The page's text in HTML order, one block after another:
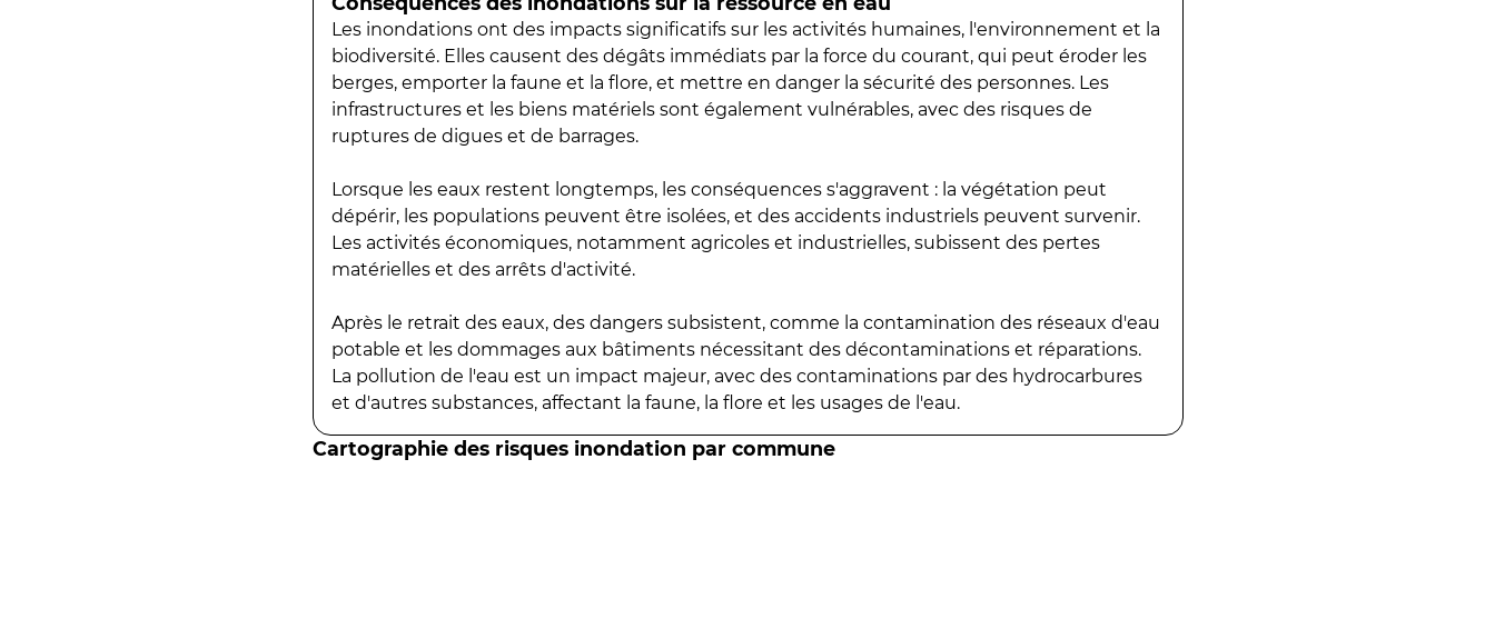
Les inondations ont des impacts significatifs sur les activités humaines, l'environnement et la
biodiversité. Elles causent des dégâts immédiats par la force du courant, qui peut éroder les
berges, emporter la faune et la flore, et mettre en danger la sécurité des personnes. Les
infrastructures et les biens matériels sont également vulnérables, avec des risques de
ruptures de digues et de barrages.
Lorsque les eaux restent longtemps, les conséquences s'aggravent : la végétation peut
dépérir, les populations peuvent être isolées, et des accidents industriels peuvent survenir.
Les activités économiques, notamment agricoles et industrielles, subissent des pertes
matérielles et des arrêts d'activité.
Après le retrait des eaux, des dangers subsistent, comme la contamination des réseaux d'eau
potable et les dommages aux bâtiments nécessitant des décontaminations et réparations.
La pollution de l'eau est un impact majeur, avec des contaminations par des hydrocarbures
et d'autres substances, affectant la faune, la flore et les usages de l'eau.
Cartographie des risques inondation par commune